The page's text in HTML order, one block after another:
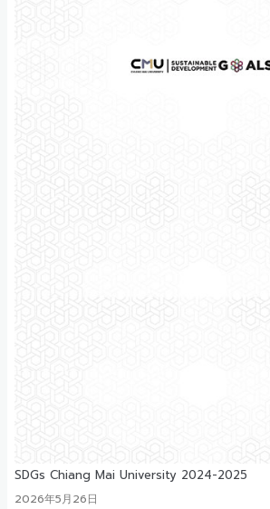
SDGs Chiang Mai University 2024-2025
2026年5月26日